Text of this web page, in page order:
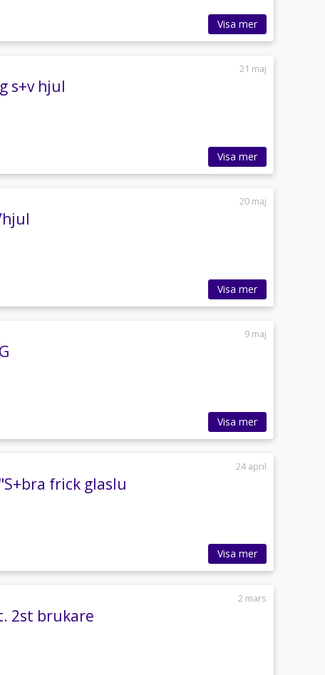
Visa mer
21 maj
s+v hjul
Visa mer
20 maj
Visa mer
9 maj
Visa mer
24 april
frick glaslu
Visa mer
2 mars
2st brukare